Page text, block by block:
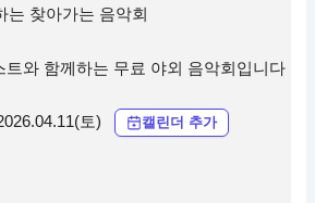
는 찾아가는 음악회
트와 함께하는 무료 야외 음악회입니다
토) 캘린더 추가